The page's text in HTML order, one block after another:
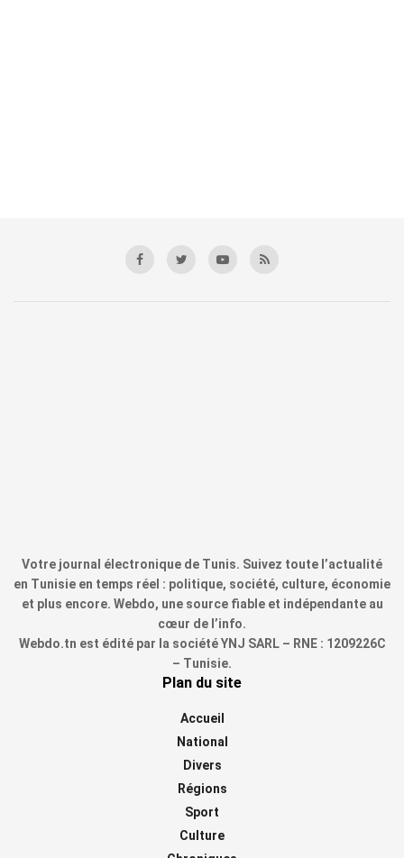
Votre journal électronique de Tunis. Suivez toute l’actualité
en Tunisie en temps réel : politique, société, culture, économie
et plus encore. Webdo, une source fiable et indépendante au
cœur de l’info.
Webdo.tn est édité par la société YNJ SARL – RNE : 1209226C
– Tunisie.
Plan du site
Accueil
National
Divers
Régions
Sport
Culture